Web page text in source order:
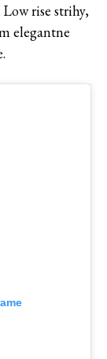
Low rise strihy,
elegantne